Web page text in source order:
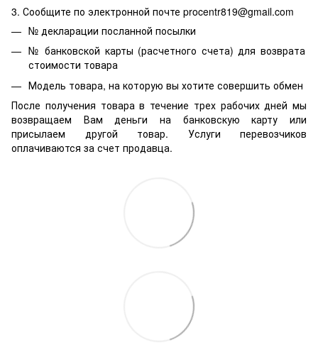
3. Сообщите по электронной почте procentr819@gmail.com
№ декларации посланной посылки
№ банковской карты (расчетного счета) для возврата
стоимости товара
Модель товара, на которую вы хотите совершить обмен
После получения товара в течение трех рабочих дней мы
возвращаем Вам деньги на банковскую карту или
присылаем другой товар. Услуги перевозчиков
оплачиваются за счет продавца.